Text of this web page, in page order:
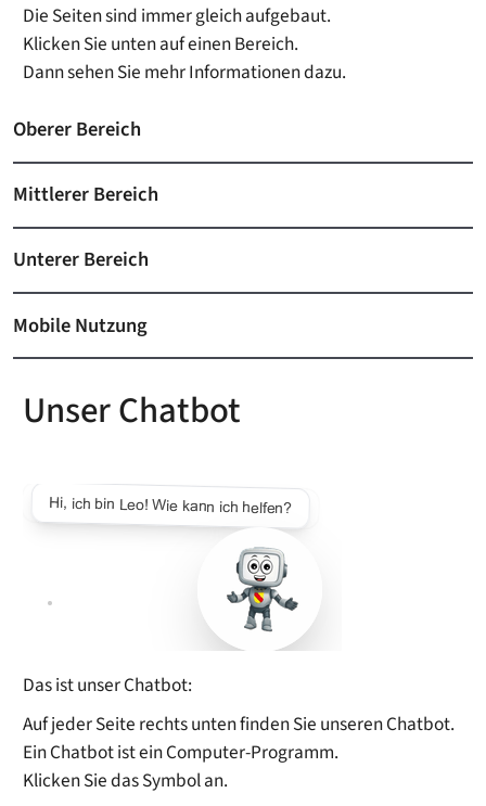
Die Seiten sind immer gleich aufgebaut.
Klicken Sie unten auf einen Bereich.
Dann sehen Sie mehr Informationen dazu.
Oberer Bereich
Mittlerer Bereich
Unterer Bereich
Mobile Nutzung
Unser Chatbot
Das ist unser Chatbot:
Auf jeder Seite rechts unten finden Sie unseren Chatbot.
Ein Chatbot ist ein Computer-Programm.
Klicken Sie das Symbol an.